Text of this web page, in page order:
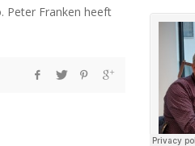
Peter Franken heeft